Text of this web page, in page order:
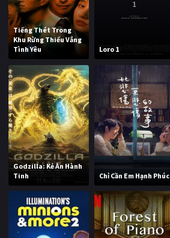
Tiếng Thét Trong
Khu Rừng Thiếu Vắng
Tình Yêu
Loro 1
Godzilla: Kẻ Ăn Hành
Tinh
Chỉ Cần Em Hạnh Phúc